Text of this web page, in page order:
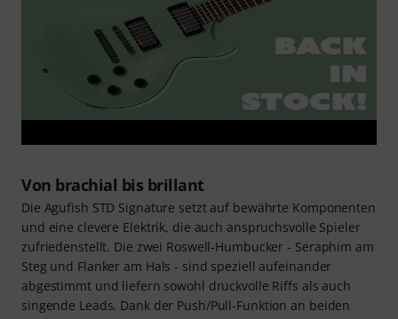
hochwertig ausgestattetes Instrument zum fairen Kurs
Von brachial bis brillant